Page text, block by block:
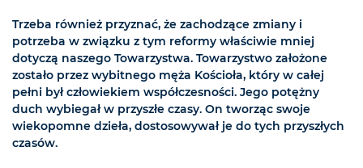
Trzeba również przyznać, że zachodzące zmiany i
potrzeba w związku z tym reformy właściwie mniej
dotyczą naszego Towarzystwa. Towarzystwo założone
zostało przez wybitnego męża Kościoła, który w całej
pełni był człowiekiem współczesności. Jego potężny
duch wybiegał w przyszłe czasy. On tworząc swoje
wiekopomne dzieła, dostosowywał je do tych przyszłych
czasów.